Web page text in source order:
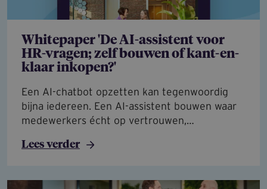
Whitepaper 'De AI-assistent voor
HR-vragen; zelf bouwen of kant-en-
klaar inkopen?'
Een AI-chatbot opzetten kan tegenwoordig
bijna iedereen. Een AI-assistent bouwen waar
medewerkers écht op vertrouwen,…
Lees verder